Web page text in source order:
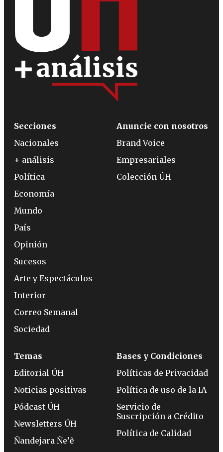
Secciones
Nacionales
+ análisis
Política
Economía
Mundo
País
Opinión
Sucesos
Arte y Espectáculos
Interior
Correo Semanal
Sociedad
Anuncie con nosotros
Brand Voice
Empresariales
Colección ÚH
Temas
Editorial ÚH
Noticias positivas
Pódcast ÚH
Newsletters ÚH
Ñandejara Ñe’ẽ
Bases y Condiciones
Políticas de Privacidad
Política de uso de la IA
Servicio de
Suscripción a Crédito
Política de Calidad